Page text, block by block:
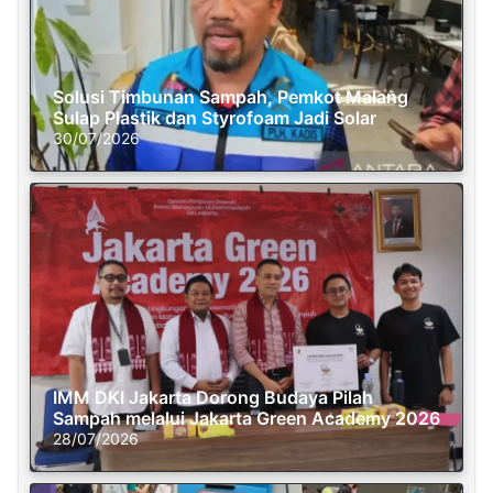
Solusi Timbunan Sampah, Pemkot Malang
Sulap Plastik dan Styrofoam Jadi Solar
30/07/2026
IMM DKI Jakarta Dorong Budaya Pilah
Sampah melalui Jakarta Green Academy 2026
28/07/2026